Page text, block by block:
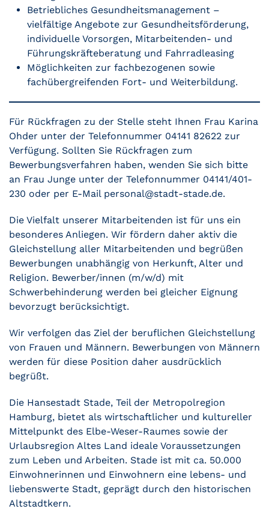
Betriebliches Gesundheitsmanagement –
vielfältige Angebote zur Gesundheitsförderung,
individuelle Vorsorgen, Mitarbeitenden- und
Führungskräfteberatung und Fahrradleasing
Möglichkeiten zur fachbezogenen sowie
fachübergreifenden Fort- und Weiterbildung.
Für Rückfragen zu der Stelle steht Ihnen Frau Karina
Ohder unter der Telefonnummer 04141 82622 zur
Verfügung. Sollten Sie Rückfragen zum
Bewerbungsverfahren haben, wenden Sie sich bitte
an Frau Junge unter der Telefonnummer 04141/401-
230 oder per E-Mail personal@stadt-stade.de.
Die Vielfalt unserer Mitarbeitenden ist für uns ein
besonderes Anliegen. Wir fördern daher aktiv die
Gleichstellung aller Mitarbeitenden und begrüßen
Bewerbungen unabhängig von Herkunft, Alter und
Religion. Bewerber/innen (m/w/d) mit
Schwerbehinderung werden bei gleicher Eignung
bevorzugt berücksichtigt.
Wir verfolgen das Ziel der beruflichen Gleichstellung
von Frauen und Männern. Bewerbungen von Männern
werden für diese Position daher ausdrücklich
begrüßt.
Die Hansestadt Stade, Teil der Metropolregion
Hamburg, bietet als wirtschaftlicher und kultureller
Mittelpunkt des Elbe-Weser-Raumes sowie der
Urlaubsregion Altes Land ideale Voraussetzungen
zum Leben und Arbeiten. Stade ist mit ca. 50.000
Einwohnerinnen und Einwohnern eine lebens- und
liebenswerte Stadt, geprägt durch den historischen
Altstadtkern.